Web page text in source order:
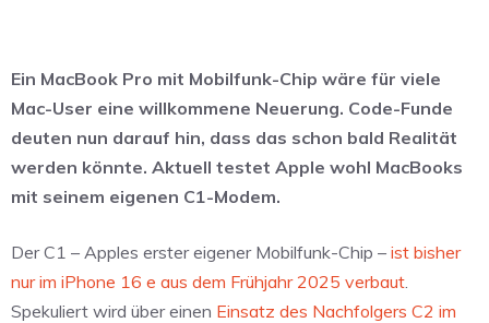
Ein MacBook Pro mit Mobilfunk-Chip wäre für viele
Mac-User eine willkommene Neuerung. Code-Funde
deuten nun darauf hin, dass das schon bald Realität
werden könnte. Aktuell testet Apple wohl MacBooks
mit seinem eigenen C1-Modem.
Der C1 – Apples erster eigener Mobilfunk-Chip – ist bisher
nur im iPhone 16 e aus dem Frühjahr 2025 verbaut
Spekuliert wird über einen Einsatz des Nachfolgers C2 im